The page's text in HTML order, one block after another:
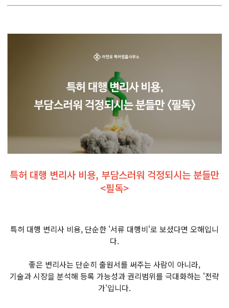
특허 대행 변리사 비용, 부담스러워 걱정되시는 분들만
<필독>
특허 대행 변리사 비용, 단순한 '서류 대행비'로 보셨다면 오해입니
다.
좋은 변리사는 단순히 출원서를 써주는 사람이 아니라,
기술과 시장을 분석해 등록 가능성과 권리범위를 극대화하는 '전략
가'입니다.